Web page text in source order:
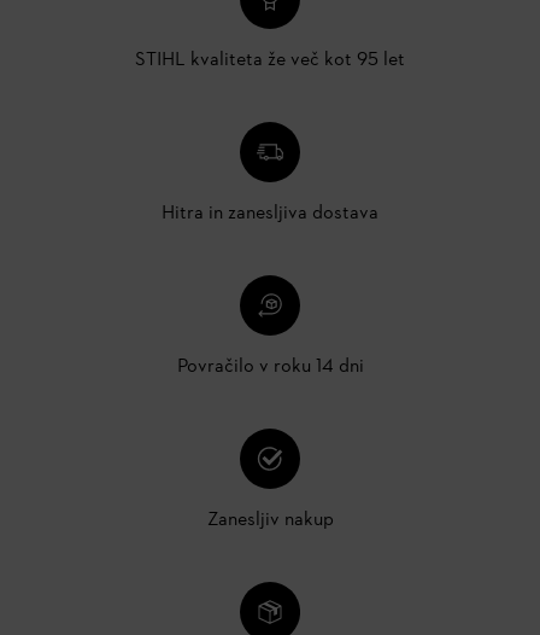
STIHL kvaliteta že več kot 95 let
Hitra in zanesljiva dostava
Povračilo v roku 14 dni
Zanesljiv nakup